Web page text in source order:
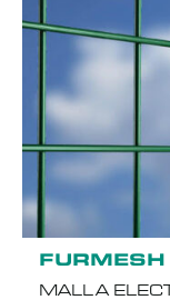
FURMESH
MALLA